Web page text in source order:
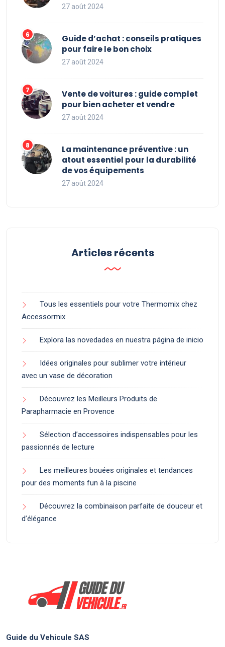
27 août 2024
Guide d’achat : conseils pratiques
pour faire le bon choix
27 août 2024
Vente de voitures : guide complet
pour bien acheter et vendre
27 août 2024
La maintenance préventive : un
atout essentiel pour la durabilité
de vos équipements
27 août 2024
Articles récents
Tous les essentiels pour votre Thermomix chez
Accessormix
Explora las novedades en nuestra página de inicio
Idées originales pour sublimer votre intérieur
avec un vase de décoration
Découvrez les Meilleurs Produits de
Parapharmacie en Provence
Sélection d’accessoires indispensables pour les
passionnés de lecture
Les meilleures bouées originales et tendances
pour des moments fun à la piscine
Découvrez la combinaison parfaite de douceur et
d’élégance
Guide du Vehicule SAS